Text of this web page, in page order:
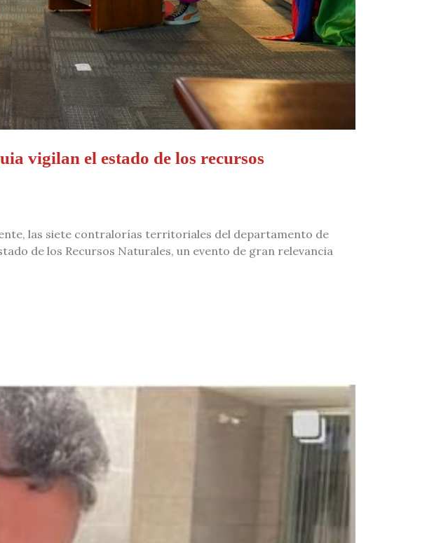
vigilan el estado de los recursos
las siete contralorías territoriales del departamento de
de los Recursos Naturales, un evento de gran relevancia